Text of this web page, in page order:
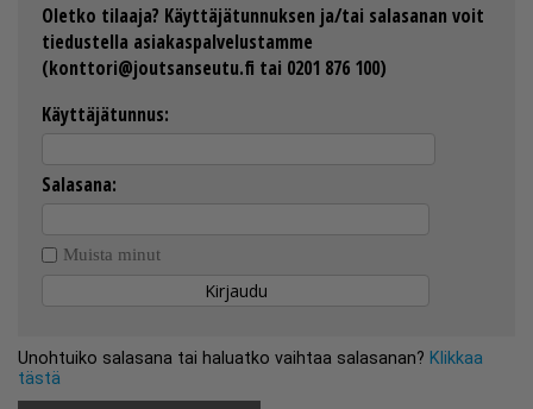
Oletko tilaaja? Käyttäjätunnuksen ja/tai salasanan voit
tiedustella asiakaspalvelustamme
(konttori@joutsanseutu.fi tai 0201 876 100)
Käyttäjätunnus:
Salasana:
Muista minut
Unohtuiko salasana tai haluatko vaihtaa salasanan? Klikkaa
tästä